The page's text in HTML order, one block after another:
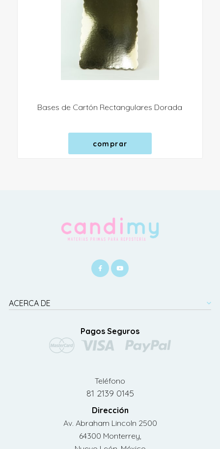
Bases de Cartón Rectangulares Dorada
comprar
ACERCA DE
Pagos Seguros
Teléfono
81 2139 0145
Dirección
Av. Abraham Lincoln 2500
64300 Monterrey,